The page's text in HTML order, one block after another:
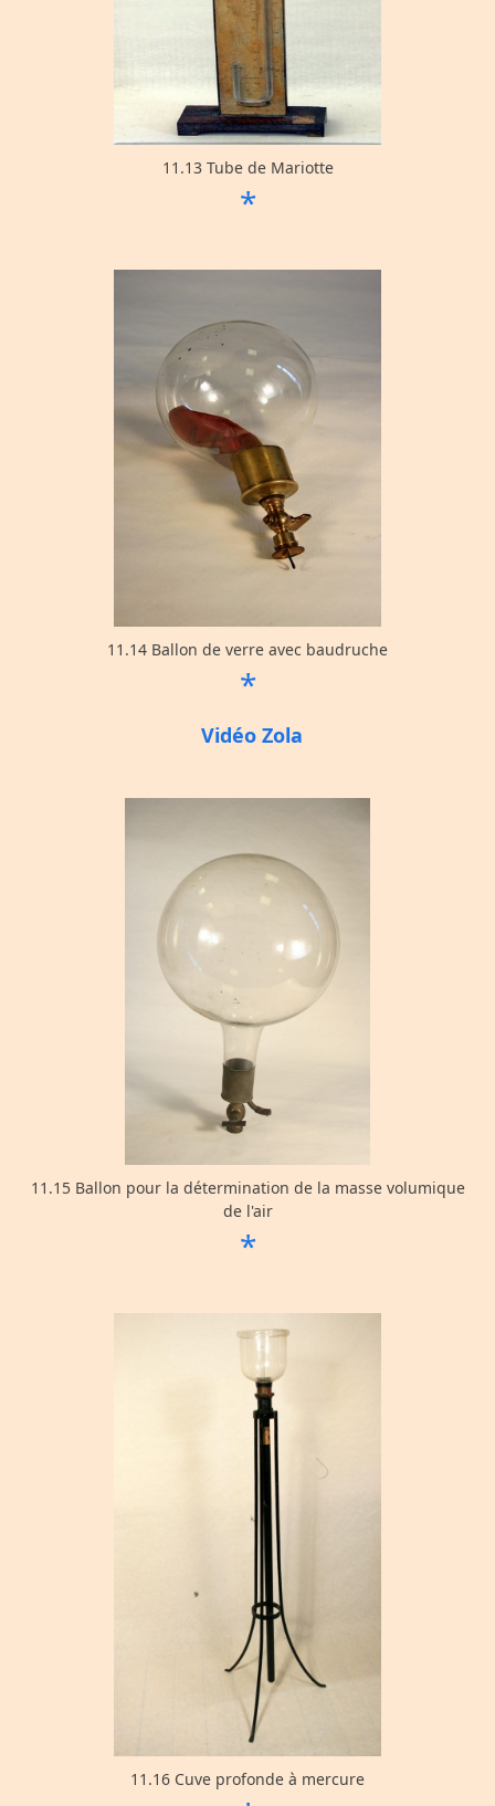
11.13 Tube de Mariotte
*
11.14 Ballon de verre avec baudruche
*
Vidéo Zola
11.15 Ballon pour la détermination de la masse volumique
de l'air
*
11.16 Cuve profonde à mercure